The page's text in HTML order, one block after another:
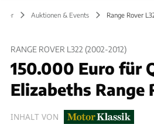
Auktionen & Events Range Rover
RANGE ROVER L322 (2002-2012)
150.000 Euro für
Elizabeths Range
INHALT VON